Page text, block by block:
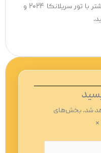
بیشتر با تور سریلانکا ۲۰۲۴ و
شد.بخش‌های